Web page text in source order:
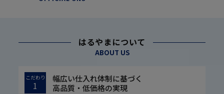
はるやまについて
ABOUT US
こだわり
1
幅広い仕入れ体制に基づく
高品質・低価格の実現